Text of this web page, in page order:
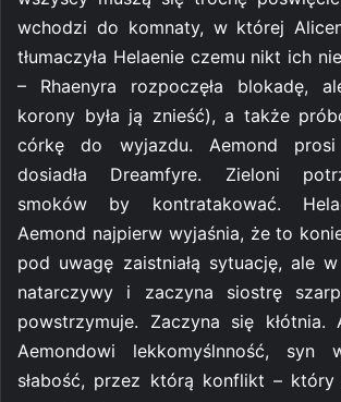
wchodzi do komnaty, w której
tłumaczyła Helaenie czemu nikt ich
– Rhaenyra rozpoczęła blokadę,
korony była ją znieść), a także
córkę do wyjazdu. Aemond
dosiadła Dreamfyre. Zieloni
smoków by kontratakować.
Aemond najpierw wyjaśnia, że to
pod uwagę zaistniałą sytuację, ale
natarczywy i zaczyna siostrę
powstrzymuje. Zaczyna się kłótnia.
Aemondowi lekkomyślnność, syn
słabość, przez którą konflikt – który